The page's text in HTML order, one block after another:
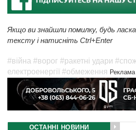
Якщо ви знайшли помилку, будь
тексту і натисніть Ctrl+Enter
#війна #ворог #ракетні удари
електроенергії #обмеження Реклама
ОСТАННІ НОВИНИ